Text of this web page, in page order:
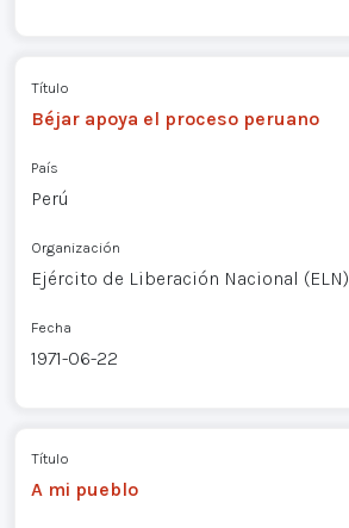
Título
Béjar apoya el proceso peruano
País
Perú
Organización
Ejército de Liberación Nacional (ELN)
Fecha
1971-06-22
Título
A mi pueblo